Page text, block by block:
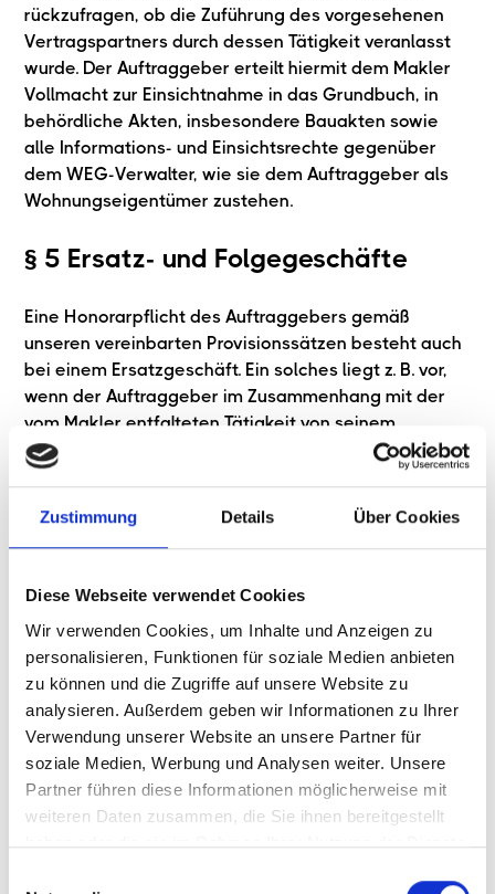
Zustimmung Details Über Cookies
Diese Webseite verwendet Cookies
Wir verwenden Cookies, um Inhalte und Anzeigen zu
personalisieren, Funktionen für soziale Medien anbieten
zu können und die Zugriffe auf unsere Website zu
analysieren. Außerdem geben wir Informationen zu Ihrer
Verwendung unserer Website an unsere Partner für
soziale Medien, Werbung und Analysen weiter. Unsere
Partner führen diese Informationen möglicherweise mit
weiteren Daten zusammen, die Sie ihnen bereitgestellt
haben oder die sie im Rahmen Ihrer Nutzung der Dienste
rückzufragen, ob die Zuführung des vorgesehenen
Vertragspartners durch dessen Tätigkeit veranlasst
wurde. Der Auftraggeber erteilt hiermit dem Makler
Vollmacht zur Einsichtnahme in das Grundbuch, in
behördliche Akten, insbesondere Bauakten sowie
alle Informations- und Einsichtsrechte gegenüber
dem WEG-Verwalter, wie sie dem Auftraggeber als
Wohnungseigentümer zustehen.
§ 5 Ersatz- und Folgegeschäfte
Eine Honorarpflicht des Auftraggebers gemäß
unseren vereinbarten Provisionssätzen besteht auch
bei einem Ersatzgeschäft. Ein solches liegt z. B. vor,
wenn der Auftraggeber im Zusammenhang mit der
vom Makler entfalteten Tätigkeit von seinem
potenziellen und vom Makler nachgewiesenen
Hauptvertragspartner eine andere Gelegenheit zum
nachgewiesene Gelegenheit mit dem
Rechtsnachfolger des potenziellen
oder das nachgewiesene Objekt käuflich erwirbt,
anstatt es zu mieten, zu pachten bzw. umgekehrt. Um
die Provisionspflicht bei Ersatzgeschäften
auszulösen, ist es nicht erforderlich, dass das
provisionspflichtige Geschäft mit dem ursprünglich
vorgesehenen wirtschaftlich gleichwertig im Sinne
der von der Rechtssprechung zum Begriff der
wirtschaftlichen Identität entwickelten
Voraussetzungen sein muss.